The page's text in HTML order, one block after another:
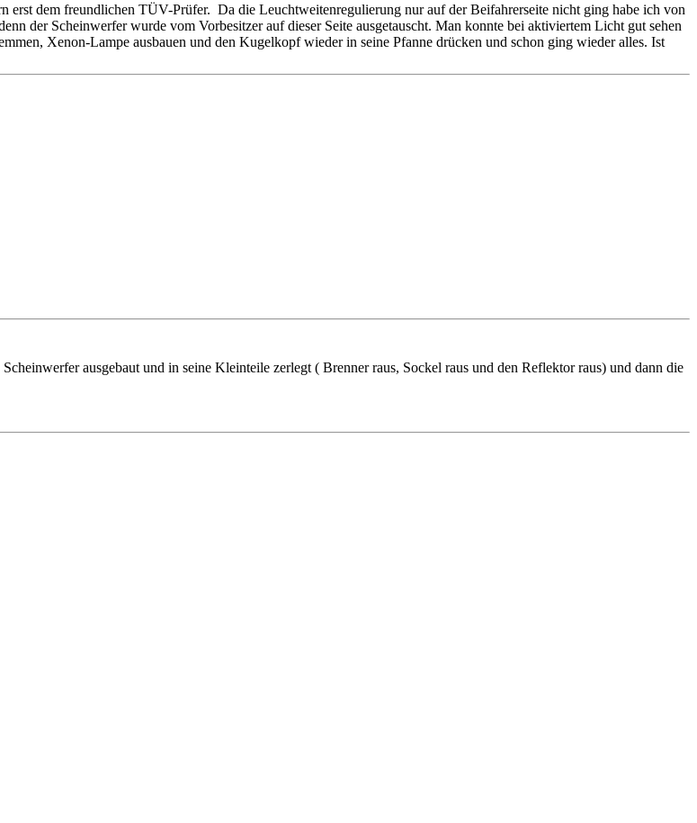
erst dem freundlichen TÜV-Prüfer. Da die Leuchtweitenregulierung nur auf der Beifahrerseite nicht ging habe ich von
der Scheinwerfer wurde vom Vorbesitzer auf dieser Seite ausgetauscht. Man konnte bei aktiviertem Licht gut sehen
Xenon-Lampe ausbauen und den Kugelkopf wieder in seine Pfanne drücken und schon ging wieder alles. Ist
ausgebaut und in seine Kleinteile zerlegt ( Brenner raus, Sockel raus und den Reflektor raus) und dann die